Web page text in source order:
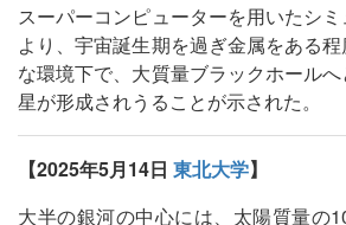
スーパーコンピューターを用いたシ
より、宇宙誕生期を過ぎ金属をある
な環境下で、大質量ブラックホール
星が形成されうることが示された。
【2025年5月14日 東北大学】
大半の銀河の中心には、太陽質量の